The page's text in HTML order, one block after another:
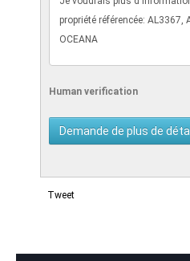
Human verification
Tweet